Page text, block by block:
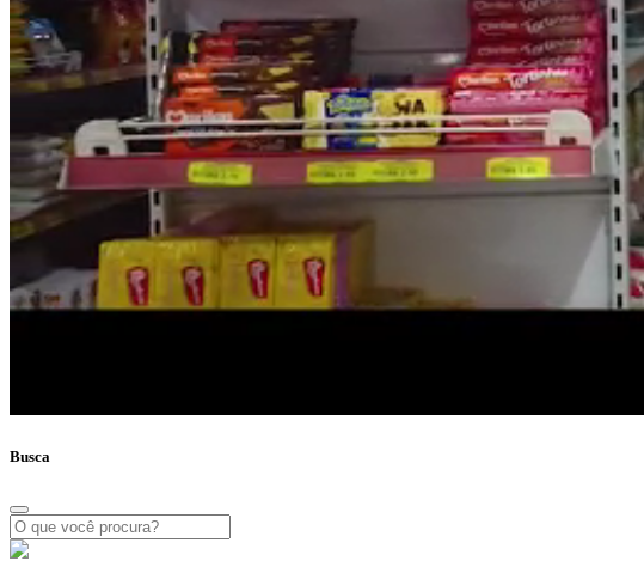
Busca